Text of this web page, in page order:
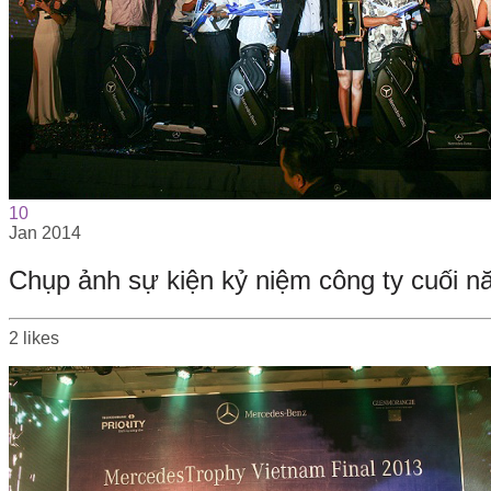
10
Jan 2014
Chụp ảnh sự kiện kỷ niệm công ty cuối
2 likes